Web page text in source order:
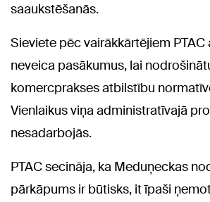
saaukstēšanās.
Sieviete pēc vairākkārtējiem
neveica pasākumus, lai
komercprakses atbilstību
Vienlaikus viņa administratīvajā
nesadarbojās.
PTAC secināja, ka Meduņeckas
pārkāpums ir būtisks, it īpaši